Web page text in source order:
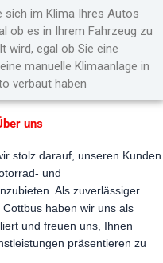
sich im Klima Ihres Autos
ob es in Ihrem Fahrzeug zu
wird, egal ob Sie eine
manuelle Klimaanlage in
verbaut haben
uns
stolz darauf, unseren Kunden
und
Als zuverlässiger
haben wir uns als
und freuen uns, Ihnen
präsentieren zu